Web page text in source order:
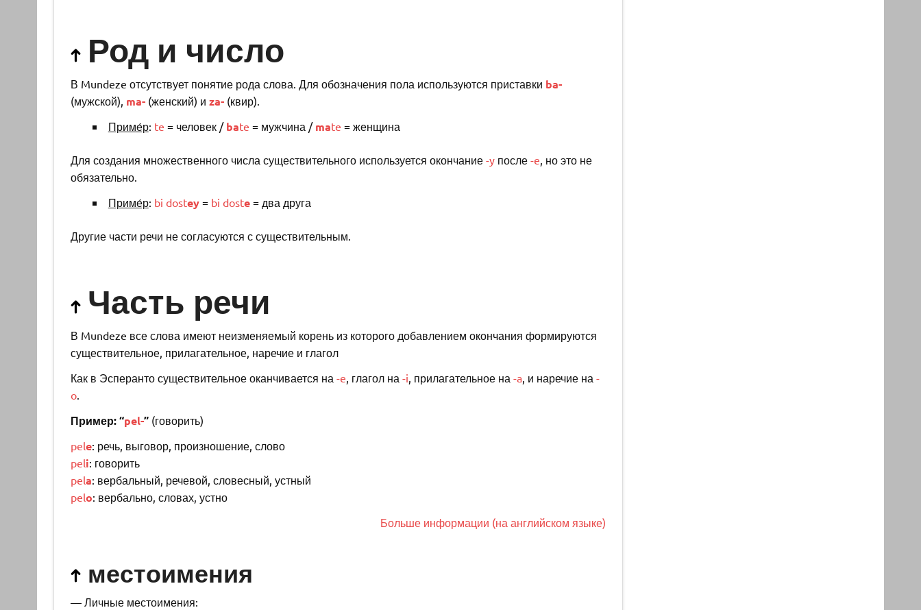
Род и число
В Mundeze отсутствует понятие рода слова. Для обозначения пола используются приставки ba-
(мужской), ma-(женский) и za-(квир).
Приме́р: te = человек / bate = мужчина / mate = женщина
Для создания множественного числа существительного используется окончание -yпосле -e, но это не
обязательно.
Приме́р: bi dostey= bi doste= два друга
Другие части речи не согласуются с существительным.
Часть речи
В Mundeze все слова имеют неизменяемый корень из которого добавлением окончания формируются
существительное, прилагательное, наречие и глагол
Как в Эсперанто существительное оканчивается на -e, глагол на -i, прилагательное на -a, и наречие на -
o.
Пример: “pel-”(говорить)
pele: речь, выговор, произношение, слово
peli: говорить
pela: вербальный, речевой, словесный, устный
pelo: вербально, словах, устно
Больше информации (на английском языке)
местоимения
— Личные местоимения: